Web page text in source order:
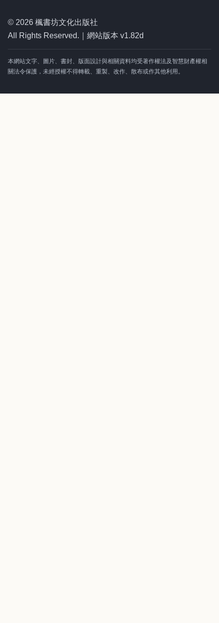
© 2026 楓書坊文化出版社
All Rights Reserved.｜網站版本 v1.82d
本網站文字、圖片、書封、版面設計與相關資料均受著作權法及智慧財產權相
關法令保護，未經授權不得轉載、重製、改作、散布或作其他利用。